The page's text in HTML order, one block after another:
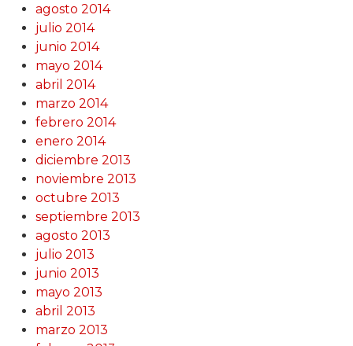
agosto 2014
julio 2014
junio 2014
mayo 2014
abril 2014
marzo 2014
febrero 2014
enero 2014
diciembre 2013
noviembre 2013
octubre 2013
septiembre 2013
agosto 2013
julio 2013
junio 2013
mayo 2013
abril 2013
marzo 2013